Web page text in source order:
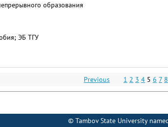
образования
ЭБ ТГУ
Previous 1 2 3 4 5 6 7 8
© Tambov State University